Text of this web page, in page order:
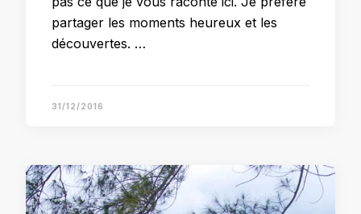
partager les moments heureux et les
découvertes. …
31/12/2016